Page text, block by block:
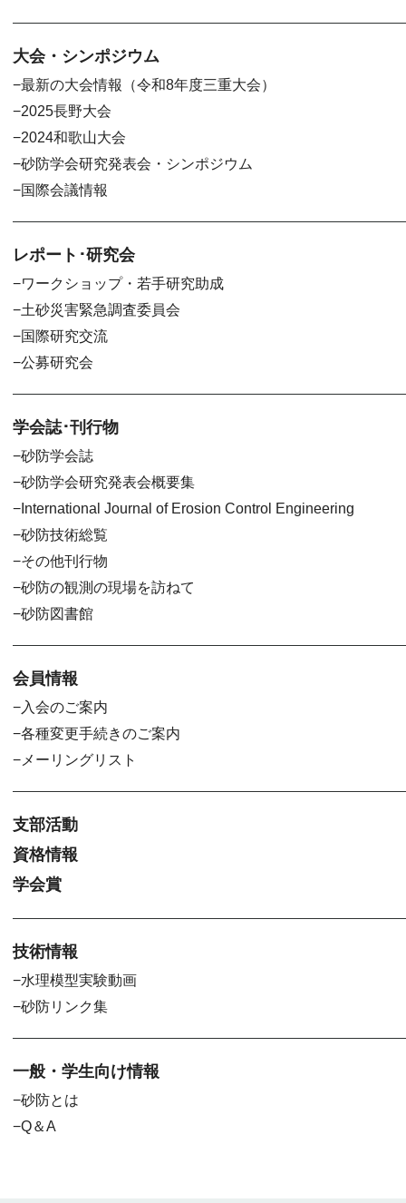
大会・シンポジウム
最新の大会情報（令和8年度三重大会）
2025長野大会
2024和歌山大会
砂防学会研究発表会・シンポジウム
国際会議情報
レポート･研究会
ワークショップ・若手研究助成
土砂災害緊急調査委員会
国際研究交流
公募研究会
学会誌･刊行物
砂防学会誌
砂防学会研究発表会概要集
International Journal of Erosion Control Engineering
砂防技術総覧
その他刊行物
砂防の観測の現場を訪ねて
砂防図書館
会員情報
入会のご案内
各種変更手続きのご案内
メーリングリスト
支部活動
資格情報
学会賞
技術情報
水理模型実験動画
砂防リンク集
一般・学生向け情報
砂防とは
Q＆A